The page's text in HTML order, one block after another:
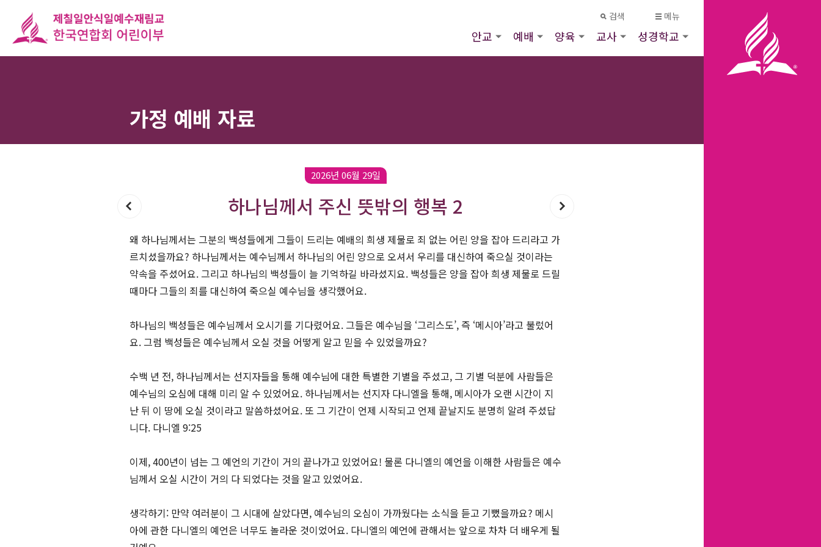
검색 메뉴
안교 예배 양육 교사 성경학교
가정 예배 자료
2026년 06월 29일
하나님께서 주신 뜻밖의 행복 2
왜 하나님께서는 그분의 백성들에게 그들이 드리는 예배의 희생 제물로 죄 없는 어린 양을 잡아 드리라고 가
르치셨을까요? 하나님께서는 예수님께서 하나님의 어린 양으로 오셔서 우리를 대신하여 죽으실 것이라는
약속을 주셨어요. 그리고 하나님의 백성들이 늘 기억하길 바라셨지요. 백성들은 양을 잡아 희생 제물로 드릴
때마다 그들의 죄를 대신하여 죽으실 예수님을 생각했어요.
하나님의 백성들은 예수님께서 오시기를 기다렸어요. 그들은 예수님을 ‘그리스도’, 즉 ‘메시아’라고 불렀어
요. 그럼 백성들은 예수님께서 오실 것을 어떻게 알고 믿을 수 있었을까요?
수백 년 전, 하나님께서는 선지자들을 통해 예수님에 대한 특별한 기별을 주셨고, 그 기별 덕분에 사람들은
예수님의 오심에 대해 미리 알 수 있었어요. 하나님께서는 선지자 다니엘을 통해, 메시아가 오랜 시간이 지
난 뒤 이 땅에 오실 것이라고 말씀하셨어요. 또 그 기간이 언제 시작되고 언제 끝날지도 분명히 알려 주셨답
니다. 다니엘 9:25
이제, 400년이 넘는 그 예언의 기간이 거의 끝나가고 있었어요! 물론 다니엘의 예언을 이해한 사람들은 예수
님께서 오실 시간이 거의 다 되었다는 것을 알고 있었어요.
생각하기: 만약 여러분이 그 시대에 살았다면, 예수님의 오심이 가까웠다는 소식을 듣고 기뻤을까요? 메시
아에 관한 다니엘의 예언은 너무도 놀라운 것이었어요. 다니엘의 예언에 관해서는 앞으로 차차 더 배우게 될